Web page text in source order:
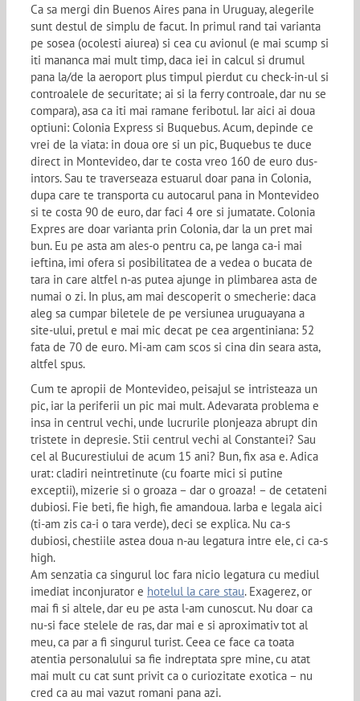
Ca sa mergi din Buenos Aires pana in Uruguay, alegerile
sunt destul de simplu de facut. In primul rand tai varianta
pe sosea (ocolesti aiurea) si cea cu avionul (e mai scump si
iti mananca mai mult timp, daca iei in calcul si drumul
pana la/de la aeroport plus timpul pierdut cu check-in-ul si
controalele de securitate; ai si la ferry controale, dar nu se
compara), asa ca iti mai ramane feribotul. Iar aici ai doua
optiuni: Colonia Express si Buquebus. Acum, depinde ce
vrei de la viata: in doua ore si un pic, Buquebus te duce
direct in Montevideo, dar te costa vreo 160 de euro dus-
intors. Sau te traverseaza estuarul doar pana in Colonia,
dupa care te transporta cu autocarul pana in Montevideo
si te costa 90 de euro, dar faci 4 ore si jumatate. Colonia
Expres are doar varianta prin Colonia, dar la un pret mai
bun. Eu pe asta am ales-o pentru ca, pe langa ca-i mai
ieftina, imi ofera si posibilitatea de a vedea o bucata de
tara in care altfel n-as putea ajunge in plimbarea asta de
numai o zi. In plus, am mai descoperit o smecherie: daca
aleg sa cumpar biletele de pe versiunea uruguayana a
site-ului, pretul e mai mic decat pe cea argentiniana: 52
fata de 70 de euro. Mi-am cam scos si cina din seara asta,
altfel spus.
Cum te apropii de Montevideo, peisajul se intristeaza un
pic, iar la periferii un pic mai mult. Adevarata problema e
insa in centrul vechi, unde lucrurile plonjeaza abrupt din
tristete in depresie. Stii centrul vechi al Constantei? Sau
cel al Bucurestiului de acum 15 ani? Bun, fix asa e. Adica
urat: cladiri neintretinute (cu foarte mici si putine
exceptii), mizerie si o groaza – dar o groaza! – de cetateni
dubiosi. Fie beti, fie high, fie amandoua. Iarba e legala aici
(ti-am zis ca-i o tara verde), deci se explica. Nu ca-s
dubiosi, chestiile astea doua n-au legatura intre ele, ci ca-s
high.
Am senzatia ca singurul loc fara nicio legatura cu mediul
imediat inconjurator e hotelul la care stau. Exagerez, or
mai fi si altele, dar eu pe asta l-am cunoscut. Nu doar ca
nu-si face stelele de ras, dar mai e si aproximativ tot al
meu, ca par a fi singurul turist. Ceea ce face ca toata
atentia personalului sa fie indreptata spre mine, cu atat
mai mult cu cat sunt privit ca o curiozitate exotica – nu
cred ca au mai vazut romani pana azi.